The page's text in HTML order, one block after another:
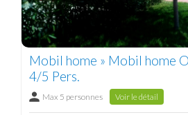
Mobil home » Mobil home
4/5 Pers.
Max 5 personnes Voir le détail